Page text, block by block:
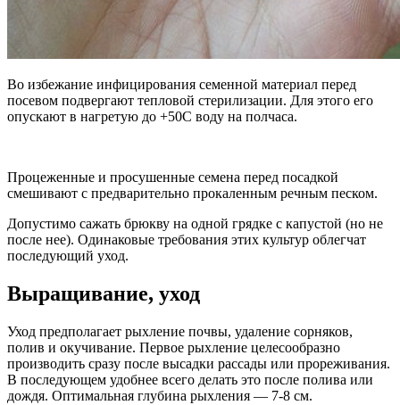
Во избежание инфицирования семенной материал перед
посевом подвергают тепловой стерилизации. Для этого его
опускают в нагретую до +50С воду на полчаса.
Процеженные и просушенные семена перед посадкой
смешивают с предварительно прокаленным речным песком.
Допустимо сажать брюкву на одной грядке с капустой (но не
после нее). Одинаковые требования этих культур облегчат
последующий уход.
Выращивание, уход
Уход предполагает рыхление почвы, удаление сорняков,
полив и окучивание. Первое рыхление целесообразно
производить сразу после высадки рассады или прореживания.
В последующем удобнее всего делать это после полива или
дождя. Оптимальная глубина рыхления — 7-8 см.